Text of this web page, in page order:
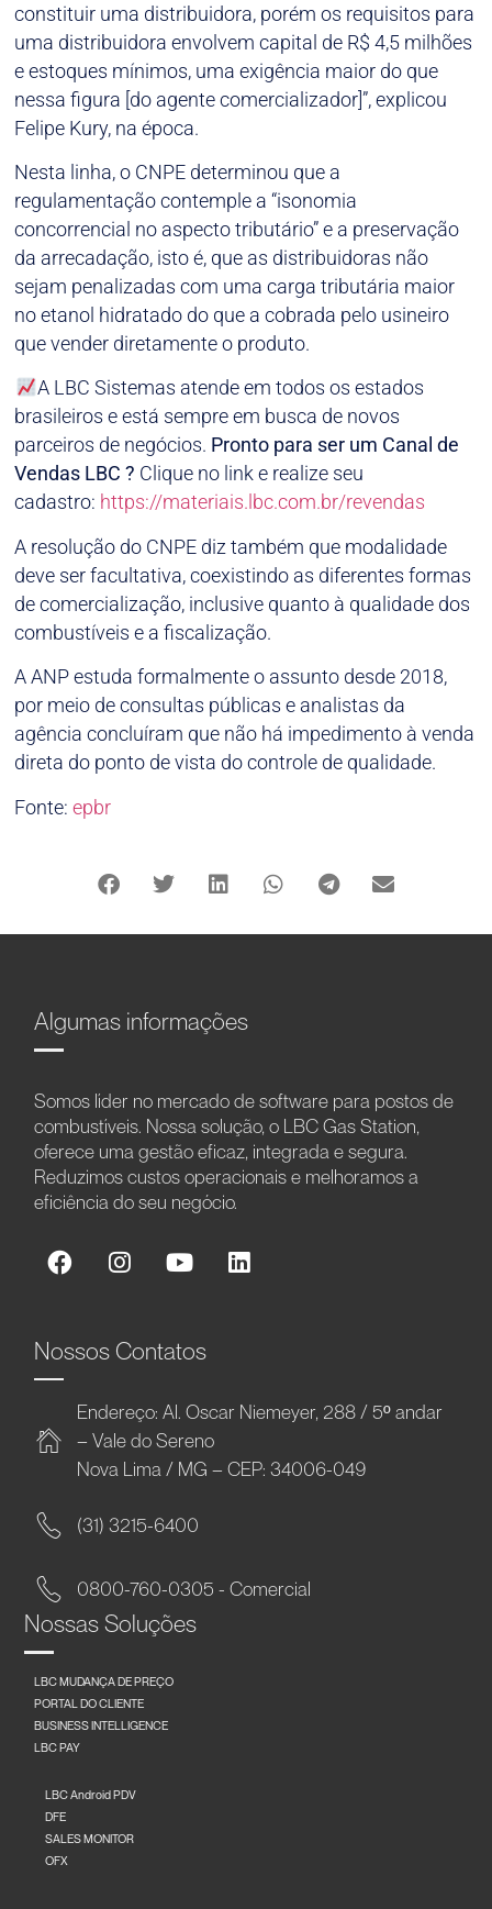
constituir uma distribuidora, porém os requisitos para
uma distribuidora envolvem capital de R$ 4,5 milhões
e estoques mínimos, uma exigência maior do que
nessa figura [do agente comercializador]”, explicou
Felipe Kury, na época.
Nesta linha, o CNPE determinou que a
regulamentação contemple a “isonomia
concorrencial no aspecto tributário” e a preservação
da arrecadação, isto é, que as distribuidoras não
sejam penalizadas com uma carga tributária maior
no etanol hidratado do que a cobrada pelo usineiro
que vender diretamente o produto.
A LBC Sistemas atende em todos os estados
brasileiros e está sempre em busca de novos
parceiros de negócios. Pronto para ser um Canal de
Vendas LBC ? Clique no link e realize seu
cadastro: https://materiais.lbc.com.br/revendas
A resolução do CNPE diz também que modalidade
deve ser facultativa, coexistindo as diferentes formas
de comercialização, inclusive quanto à qualidade dos
combustíveis e a fiscalização.
A ANP estuda formalmente o assunto desde 2018,
por meio de consultas públicas e analistas da
agência concluíram que não há impedimento à venda
direta do ponto de vista do controle de qualidade.
Fonte:epbr
Algumas informações
Somos líder no mercado de software para postos de
combustíveis. Nossa solução, o LBC Gas Station,
oferece uma gestão eficaz, integrada e segura.
Reduzimos custos operacionais e melhoramos a
eficiência do seu negócio.
Nossos Contatos
Endereço: Al. Oscar Niemeyer, 288 / 5º andar
– Vale do Sereno
Nova Lima / MG – CEP: 34006-049
(31) 3215-6400
0800-760-0305 - Comercial
Nossas Soluções
LBC MUDANÇA DE PREÇO
PORTAL DO CLIENTE
BUSINESS INTELLIGENCE
LBC PAY
LBC Android PDV
DFE
SALES MONITOR
OFX